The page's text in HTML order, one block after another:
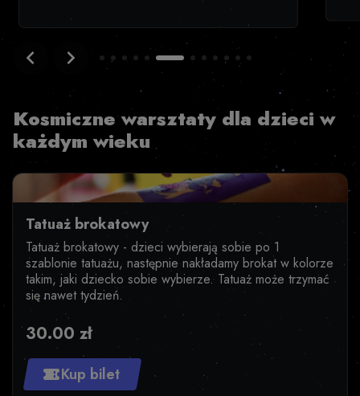
6
Kosmiczne warsztaty dla dzieci w
każdym wieku
Tatuaż brokatowy
Tatuaż brokatowy - dzieci wybierają sobie po 1
szablonie tatuażu, następnie nakładamy brokat w kolorze
takim, jaki dziecko sobie wybierze. Tatuaż może trzymać
się nawet tydzień.
30.00 zł
Kup bilet